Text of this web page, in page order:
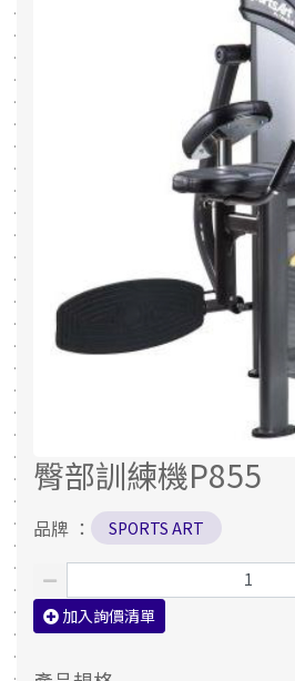
臀部訓練機P855
品牌 ： SPORTS ART
加入詢價清單